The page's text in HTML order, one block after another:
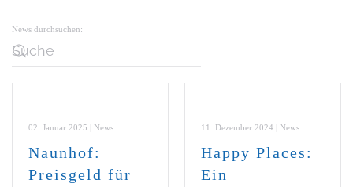
News durchsuchen:
02. Januar 2025 | News
Naunhof:
Preisgeld für
11. Dezember 2024 | News
Happy Places:
Ein